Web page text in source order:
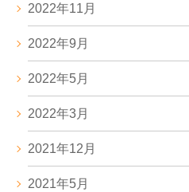
2022年11月
2022年9月
2022年5月
2022年3月
2021年12月
2021年5月